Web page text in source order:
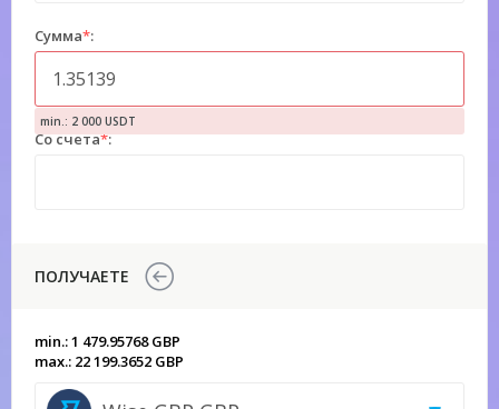
Сумма*:
min.: 2 000 USDT
Со счета*:
ПОЛУЧАЕТЕ
min.: 1 479.95768 GBP
max.: 22 199.3652 GBP